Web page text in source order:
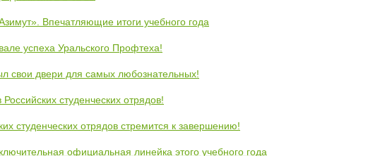
Впечатляющие итоги учебного года
успеха Уральского Профтеха!
свои двери для самых любознательных!
студенческих отрядов!
студенческих отрядов стремится к завершению!
официальная линейка этого учебного года